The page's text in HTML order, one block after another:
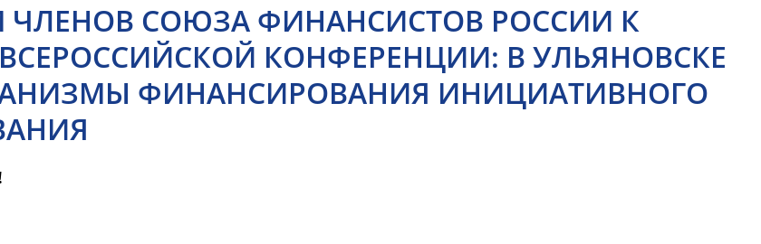
СОЮЗА ФИНАНСИСТОВ РОССИИ К
КОНФЕРЕНЦИИ: В УЛЬЯНОВСКЕ
ФИНАНСИРОВАНИЯ ИНИЦИАТИВНОГО